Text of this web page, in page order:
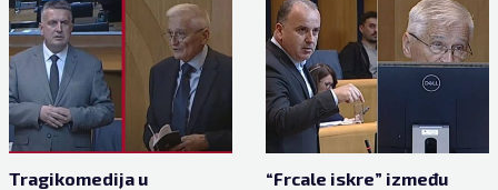
Tragikomedija u
“Frcale iskre” između